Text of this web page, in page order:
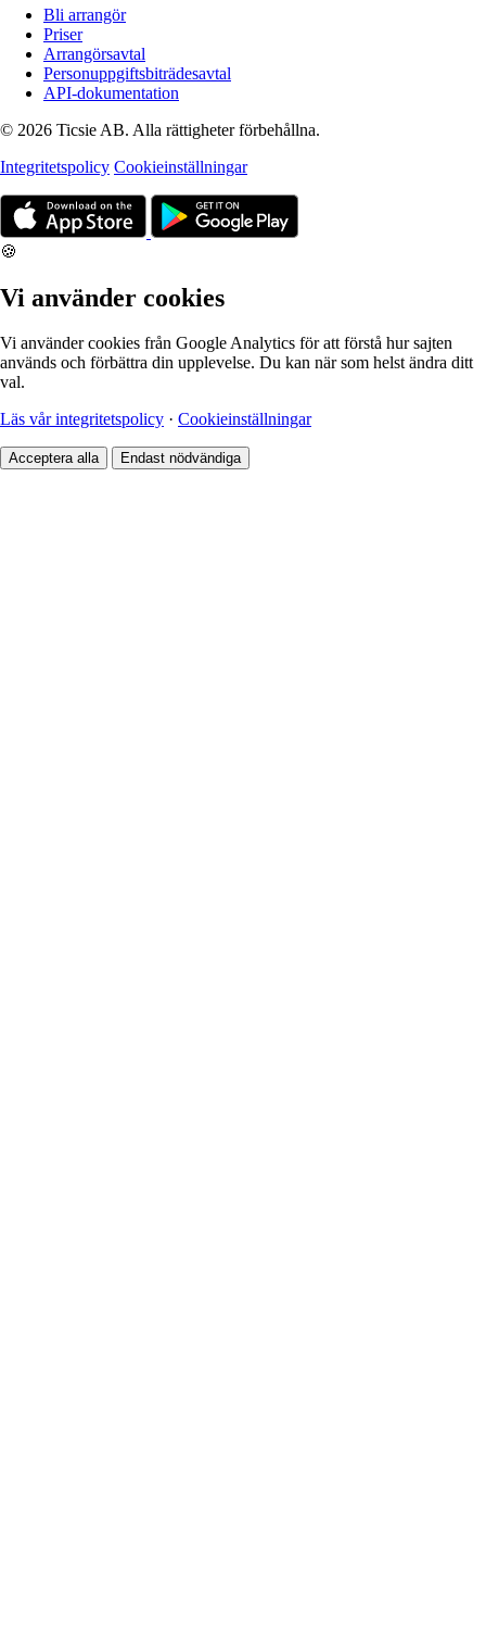
Bli arrangör
Priser
Arrangörsavtal
Personuppgiftsbiträdesavtal
API-dokumentation
© 2026 Ticsie AB. Alla rättigheter förbehållna.
Integritetspolicy Cookieinställningar
🍪
Vi använder cookies
Vi använder cookies från Google Analytics för att förstå hur sajten
används och förbättra din upplevelse. Du kan när som helst ändra ditt
val.
Läs vår integritetspolicy · Cookieinställningar
Acceptera alla Endast nödvändiga